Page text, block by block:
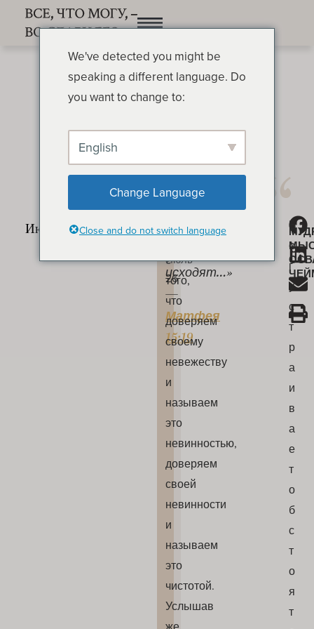
Настоящая чистота
ОСВАЛЬД ЧЕЙМБЕРС
Настоящая
Июль
26
«Из
исходят…»
—
Матфея
15:19
начинаем
с
того,
что
доверяем
своему
невежеству
и
называем
это
невинностью,
доверяем
своей
невинности
и
называем
это
чистотой.
Услышав
Б
о
г
у
с
т
р
а
и
в
а
е
т
о
б
с
т
о
я
т
We've detected you might be
speaking a different language. Do
you want to change to:
English
Change Language
Close and do not switch language